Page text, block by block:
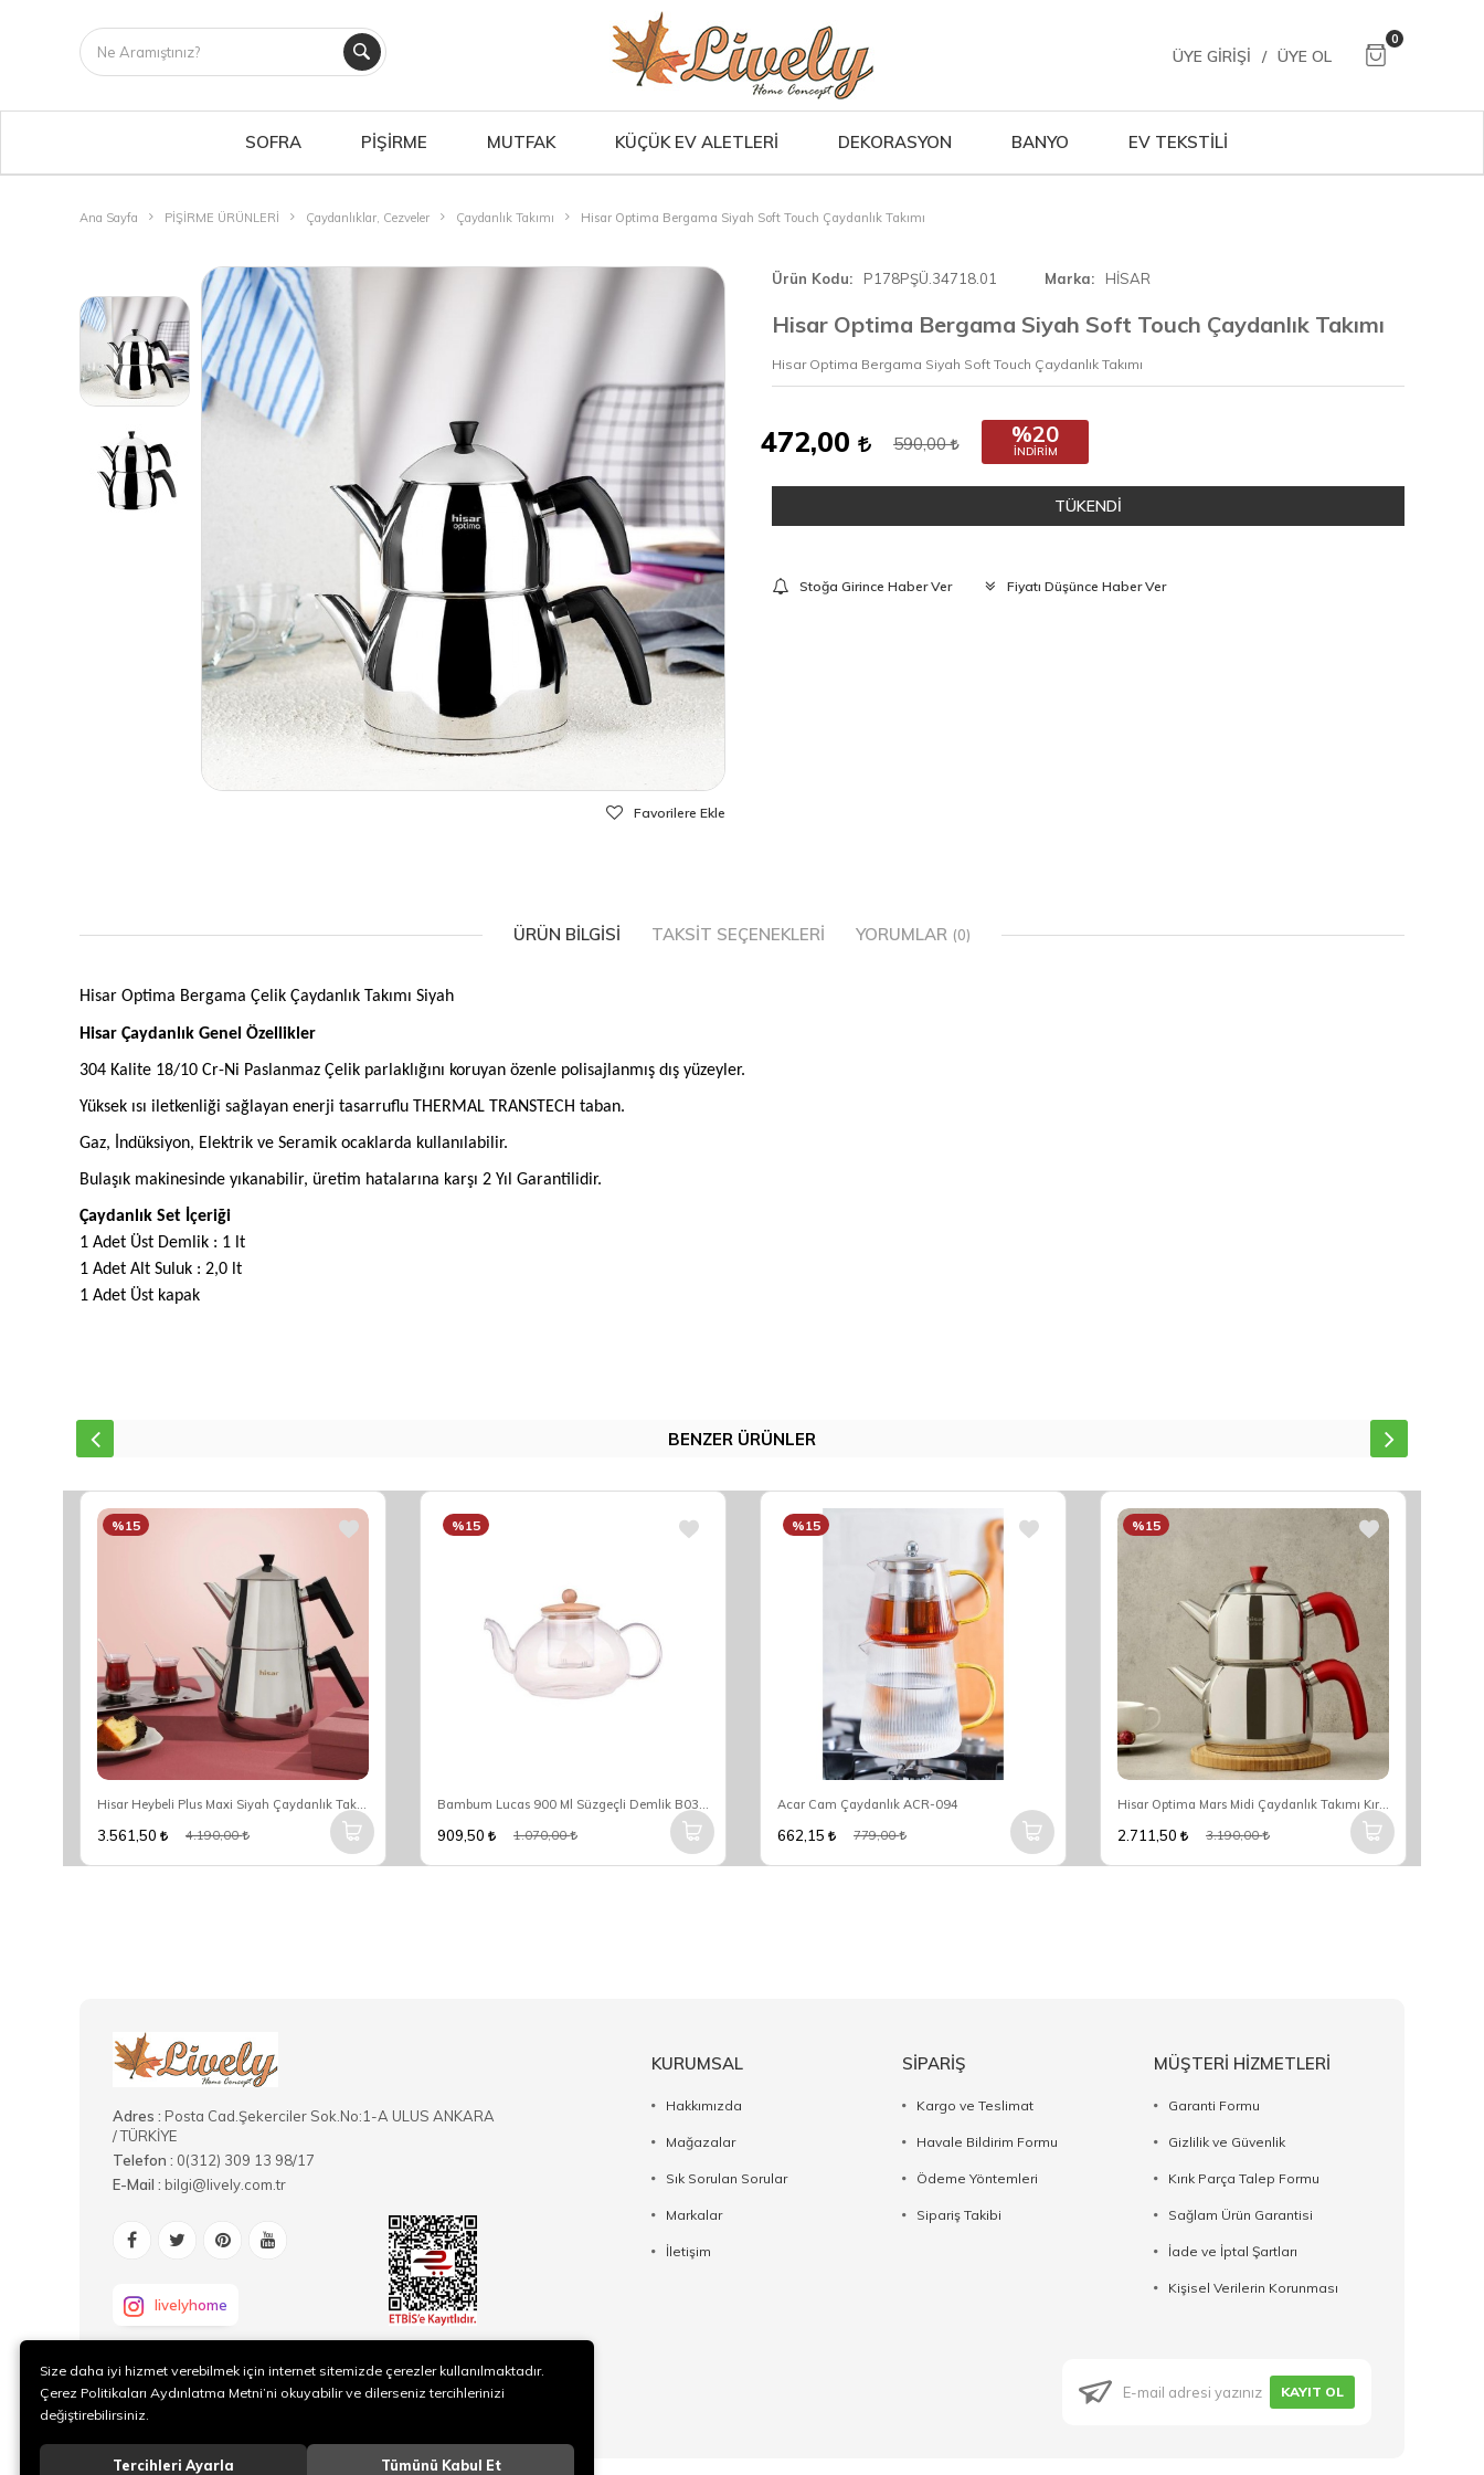
ÜYE GIRIŞI / ÜYE OL
0
SOFRA PİŞİRME MUTFAK KÜÇÜK EV ALETLERİ DEKORASYON BANYO EV TEKSTİLİ
Ana Sayfa PİŞİRME ÜRÜNLERİ Çaydanlıklar, Cezveler Çaydanlık Takımı Hisar Optima Bergama Siyah Soft Touch Çaydanlık Takımı
Favorilere Ekle
Ürün Kodu P178PŞÜ.34718.01 Marka HİSAR
Hisar Optima Bergama Siyah Soft Touch Çaydanlık Takımı
Hisar Optima Bergama Siyah Soft Touch Çaydanlık Takımı
472,00 590,00 %20
İNDIRIM
TÜKENDİ
Stoğa Girince Haber Ver Fiyatı Düşünce Haber Ver
ÜRÜN BILGISI TAKSIT SEÇENEKLERI YORUMLAR (0)
Hisar Optima Bergama Çelik Çaydanlık Takımı Siyah
Hisar Çaydanlık Genel Özellikler
304 Kalite 18/10 Cr-Ni Paslanmaz Çelik parlaklığını koruyan özenle polisajlanmış dış yüzeyler.
Yüksek ısı iletkenliği sağlayan enerji tasarruflu THERMAL TRANSTECH taban.
Gaz, İndüksiyon, Elektrik ve Seramik ocaklarda kullanılabilir.
Bulaşık makinesinde yıkanabilir, üretim hatalarına karşı 2 Yıl Garantilidir.
Çaydanlık Set İçeriği
1 Adet Üst Demlik : 1 lt
1 Adet Alt Suluk : 2,0 lt
1 Adet Üst kapak
BENZER ÜRÜNLER
Hisar Heybeli Plus Maxi Siyah Çaydanlık Takımı
%15
3.561,50 4.190,00
Bambum Lucas 900 Ml Süzgeçli Demlik B0337
%15
909,50 1.070,00
Acar Cam Çaydanlık ACR-094
%15
662,15 779,00
Hisar Optima Mars Midi Çaydanlık Takımı Kırmızı
%15
2.711,50 3.190,00
Adres : Posta Cad.Şekerciler Sok.No:1-A ULUS ANKARA
/ TÜRKİYE
Telefon : 0(312) 309 13 98/17
E-Mail : bilgi@lively.com.tr
livelyhome
KURUMSAL
Hakkımızda
Mağazalar
Sık Sorulan Sorular
Markalar
İletişim
SİPARİŞ
Kargo ve Teslimat
Havale Bildirim Formu
Ödeme Yöntemleri
Sipariş Takibi
MÜŞTERİ HİZMETLERİ
Garanti Formu
Gizlilik ve Güvenlik
Kırık Parça Talep Formu
Sağlam Ürün Garantisi
İade ve İptal Şartları
Kişisel Verilerin Korunması
KAYIT OL
Size daha iyi hizmet verebilmek için internet sitemizde çerezler kullanılmaktadır.
Çerez Politikaları Aydınlatma Metni’ni okuyabilir ve dilerseniz tercihlerinizi
değiştirebilirsiniz.
Tercihleri Ayarla Tümünü Kabul Et